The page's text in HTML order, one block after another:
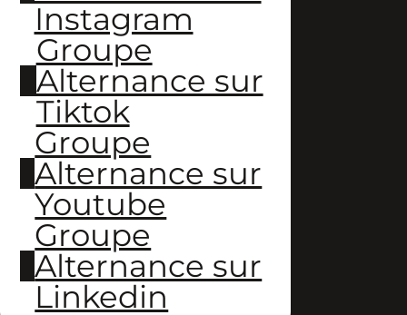
Instagram
Groupe
Alternance sur
Tiktok
Groupe
Alternance sur
Youtube
Groupe
Alternance sur
Linkedin